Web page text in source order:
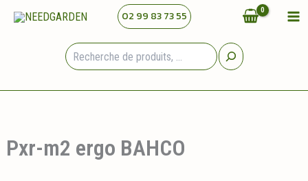
02 99 83 73 55
Pxr-m2 ergo BAHCO